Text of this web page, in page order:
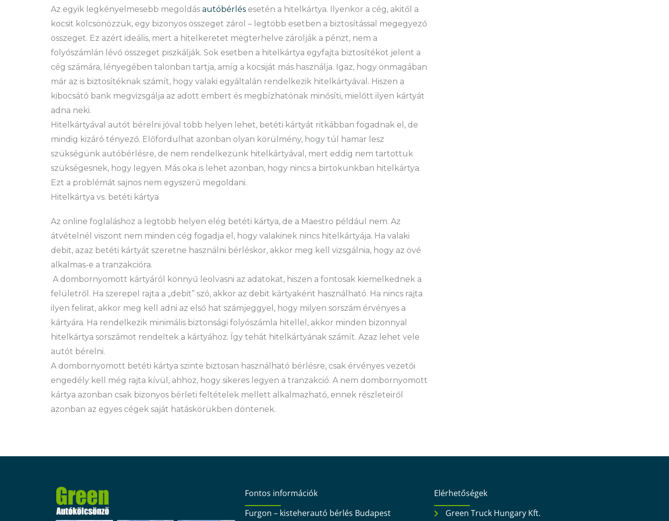
Az egyik legkényelmesebb megoldás autóbérlés esetén a hitelkártya. Ilyenkor a cég, akitől a
kocsit kölcsönözzük, egy bizonyos összeget zárol – legtöbb esetben a biztosítással megegyező
összeget. Ez azért ideális, mert a hitelkeretet megterhelve zárolják a pénzt, nem a
folyószámlán lévő összeget piszkálják. Sok esetben a hitelkártya egyfajta biztosítékot jelent a
cég számára, lényegében talonban tartja, amíg a kocsiját más használja. Igaz, hogy önmagában
már az is biztosítéknak számít, hogy valaki egyáltalán rendelkezik hitelkártyával. Hiszen a
kibocsátó bank megvizsgálja az adott embert és megbízhatónak minősíti, mielőtt ilyen kártyát
adna neki.
Hitelkártyával autót bérelni jóval több helyen lehet, betéti kártyát ritkábban fogadnak el, de
mindig kizáró tényező. Előfordulhat azonban olyan körülmény, hogy túl hamar lesz
szükségünk autóbérlésre, de nem rendelkezünk hitelkártyával, mert eddig nem tartottuk
szükségesnek, hogy legyen. Más oka is lehet azonban, hogy nincs a birtokunkban hitelkártya.
Ezt a problémát sajnos nem egyszerű megoldani.
Hitelkártya vs. betéti kártya
Az online foglaláshoz a legtöbb helyen elég betéti kártya, de a Maestro például nem. Az
átvételnél viszont nem minden cég fogadja el, hogy valakinek nincs hitelkártyája. Ha valaki
debit, azaz betéti kártyát szeretne használni bérléskor, akkor meg kell vizsgálnia, hogy az övé
alkalmas-e a tranzakcióra.
A dombornyomott kártyáról könnyű leolvasni az adatokat, hiszen a fontosak kiemelkednek a
felületről. Ha szerepel rajta a „debit” szó, akkor az debit kártyaként használható. Ha nincs rajta
ilyen felirat, akkor meg kell adni az első hat számjeggyel, hogy milyen sorszám érvényes a
kártyára. Ha rendelkezik minimális biztonsági folyószámla hitellel, akkor minden bizonnyal
hitelkártya sorszámot rendeltek a kártyához. Így tehát hitelkártyának számít. Azaz lehet vele
autót bérelni.
A dombornyomott betéti kártya szinte biztosan használható bérlésre, csak érvényes vezetői
engedély kell még rajta kívül, ahhoz, hogy sikeres legyen a tranzakció. A nem dombornyomott
kártya azonban csak bizonyos bérleti feltételek mellett alkalmazható, ennek részleteiről
azonban az egyes cégek saját hatáskörükben döntenek.
Fontos információk
Furgon – kisteherautó bérlés Budapest
Elérhetőségek
Green Truck Hungary Kft.